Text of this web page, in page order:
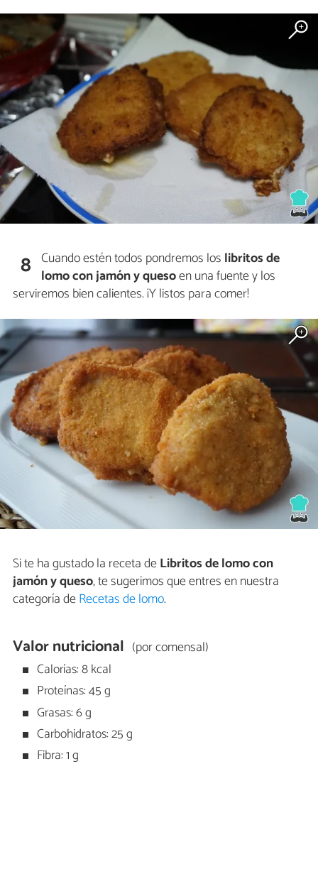
8 Cuando estén todos pondremos los libritos de
lomo con jamón y quesoen una fuente y los
serviremos bien calientes. ¡Y listos para comer!
Si te ha gustado la receta deLibritos de lomo con
jamón y queso, te sugerimos que entres en nuestra
categoría deRecetas de lomo.
Valor nutricional (por comensal)
Calorías: 8 kcal
Proteínas: 45 g
Grasas: 6 g
Carbohidratos: 25 g
Fibra: 1 g